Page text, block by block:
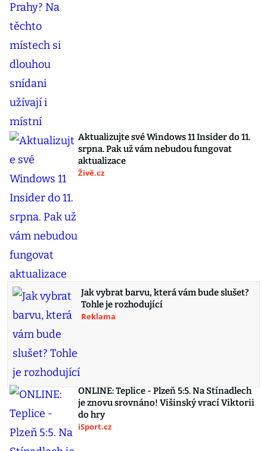
Aktualizujte své Windows 11 Insider do 11.
srpna. Pak už vám nebudou fungovat
aktualizace
Živě.cz
Jak vybrat barvu, která vám bude slušet?
Tohle je rozhodující
Reklama
ONLINE: Teplice - Plzeň 5:5. Na Stínadlech
je znovu srovnáno! Višinský vrací Viktorii
do hry
iSport.cz